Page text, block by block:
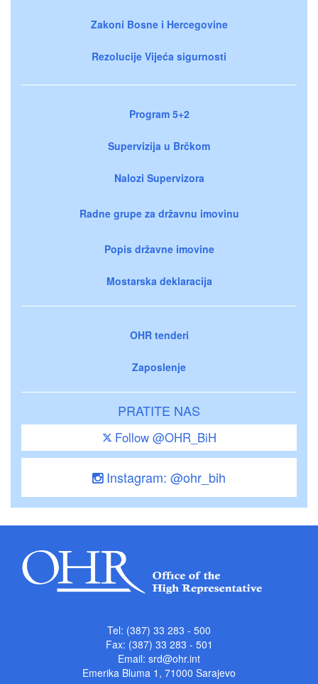
Zakoni Bosne i Hercegovine
Rezolucije Vijeća sigurnosti
Program 5+2
Supervizija u Brčkom
Nalozi Supervizora
Radne grupe za državnu imovinu
Popis državne imovine
Mostarska deklaracija
OHR tenderi
Zaposlenje
PRATITE NAS
Follow @OHR_BiH
Instagram: @ohr_bih
Tel: (387) 33 283 - 500
Fax: (387) 33 283 - 501
Email: srd@ohr.int
Emerika Bluma 1, 71000 Sarajevo